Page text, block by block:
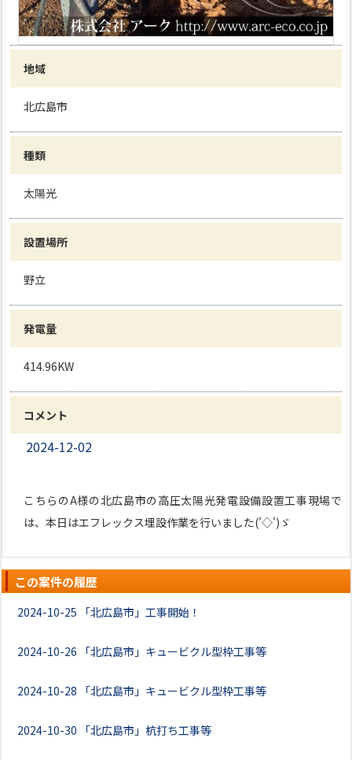
地域
北広島市
種類
太陽光
設置場所
野立
発電量
414.96KW
コメント
2024-12-02
こちらのA様の北広島市の高圧太陽光発電設備設置工事現場で
は、本日はエフレックス埋設作業を行いました('◇')ゞ
この案件の履歴
2024-10-25 「北広島市」工事開始！
2024-10-26 「北広島市」キュービクル型枠工事等
2024-10-28 「北広島市」キュービクル型枠工事等
2024-10-30 「北広島市」杭打ち工事等